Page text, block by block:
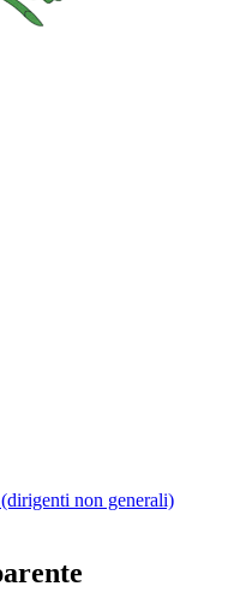
non generali)